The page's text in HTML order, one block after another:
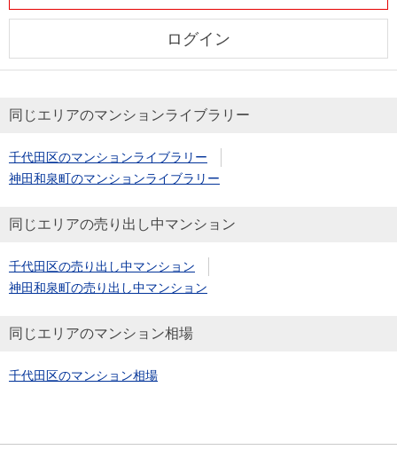
ログイン
同じエリアのマンションライブラリー
千代田区のマンションライブラリー
神田和泉町のマンションライブラリー
同じエリアの売り出し中マンション
千代田区の売り出し中マンション
神田和泉町の売り出し中マンション
同じエリアのマンション相場
千代田区のマンション相場